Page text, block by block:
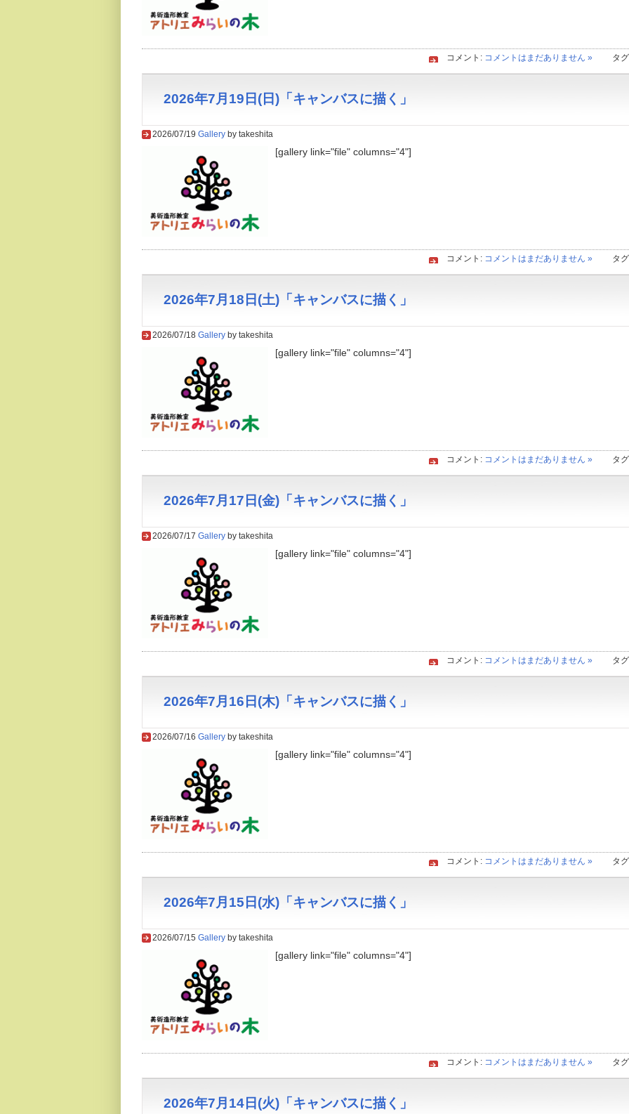
コメント: コメントはまだありません » タ
2026年7月19日(日)「キャンバスに描く」
2026/07/19 Gallery by takeshita
[gallery link="file" columns="4"]
コメント: コメントはまだありません » タ
2026年7月18日(土)「キャンバスに描く」
2026/07/18 Gallery by takeshita
[gallery link="file" columns="4"]
コメント: コメントはまだありません » タ
2026年7月17日(金)「キャンバスに描く」
2026/07/17 Gallery by takeshita
[gallery link="file" columns="4"]
コメント: コメントはまだありません » タ
2026年7月16日(木)「キャンバスに描く」
2026/07/16 Gallery by takeshita
[gallery link="file" columns="4"]
コメント: コメントはまだありません » タ
2026年7月15日(水)「キャンバスに描く」
2026/07/15 Gallery by takeshita
[gallery link="file" columns="4"]
コメント: コメントはまだありません » タ
2026年7月14日(火)「キャンバスに描く」